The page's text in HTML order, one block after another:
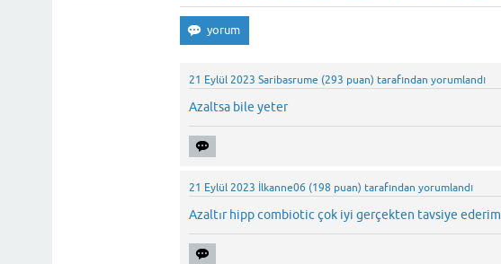
21 Eylül 2023 Saribasrume (293 puan) tarafından yorumlandı
Azaltsa bile yeter
21 Eylül 2023 İlkanne06 (198 puan) tarafından yorumlandı
Azaltır hipp combiotic çok iyi gerçekten tavsiye ederim